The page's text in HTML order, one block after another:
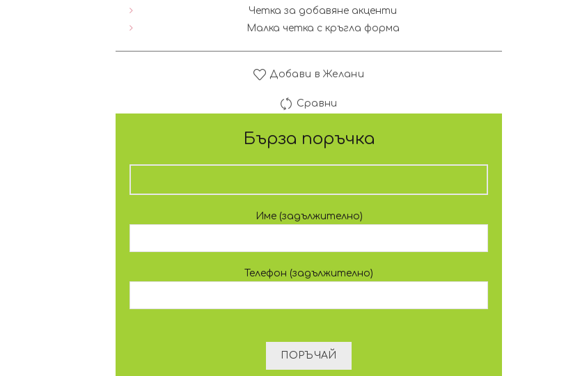
Четка за добавяне акценти
Малка четка с кръгла форма
Добави в Желани
Сравни
Бърза поръчка
Име (задължително)
Телефон (задължително)